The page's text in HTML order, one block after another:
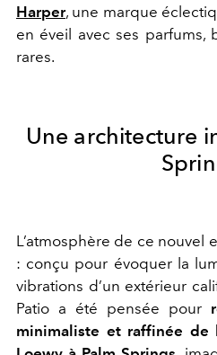
Harper, une marque
en éveil avec ses parfums,
rares.
Une architecture
L’atmosphère de ce nouvel
: conçu pour évoquer la
vibrations d’un extérieur
Patio a été pensée pour
minimaliste et raffinée de